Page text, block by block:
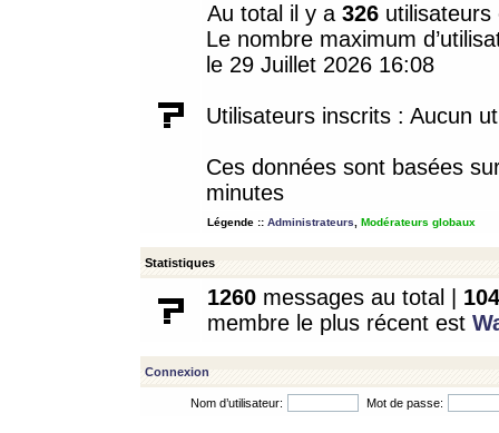
Au total il y a 326
Le nombre maximum
le 29 Juillet 2026 16:08
Utilisateurs inscrits : Aucun
Ces données sont basées
minutes
Légende :: Administrateurs Modérateurs globaux
Statistiques
1260 messages au total | 104
membre le plus récent est
Connexion
Nom d’utilisateur: Mot de passe: